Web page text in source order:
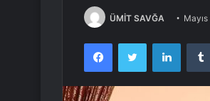
ÜMİT SAVĞA
FacebookTwitter